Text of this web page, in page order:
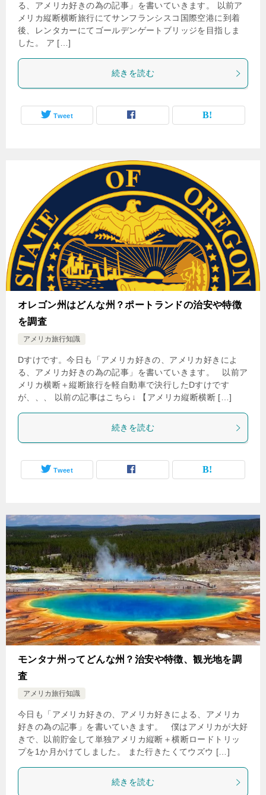
る、アメリカ好きの為の記事」を書いていきます。 以前ア
メリカ縦断横断旅行にてサンフランシスコ国際空港に到着
後、レンタカーにてゴールデンゲートブリッジを目指しま
した。 ア […]
続きを読む
Tweet
オレゴン州はどんな州？ポートランドの治安や特徴
を調査
アメリカ旅行知識
Dすけです。今日も「アメリカ好きの、アメリカ好きによ
る、アメリカ好きの為の記事」を書いていきます。 以前ア
メリカ横断＋縦断旅行を軽自動車で決行したDすけです
が、、、 以前の記事はこちら↓ 【アメリカ縦断横断 […]
続きを読む
Tweet
モンタナ州ってどんな州？治安や特徴、観光地を調
査
アメリカ旅行知識
今日も「アメリカ好きの、アメリカ好きによる、アメリカ
好きの為の記事」を書いていきます。 僕はアメリカが大好
きで、以前貯金して単独アメリカ縦断＋横断ロードトリッ
プを1か月かけてしました。 また行きたくてウズウ […]
続きを読む